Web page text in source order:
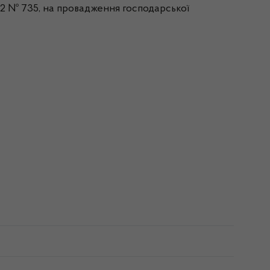
№ 735, на провадження господарської